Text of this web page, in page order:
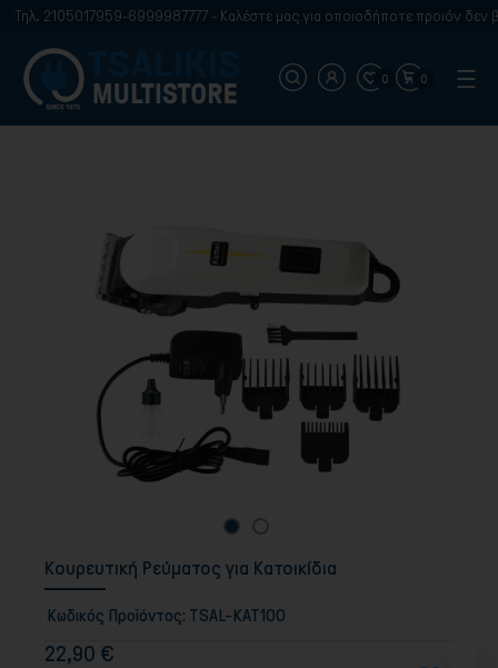
Τηλ. 2105017959-6999987777 - Καλέστε μας για οποιοδήποτε προιόν δεν
0 0
Κουρευτική Ρεύματος για Κατοικίδια
Κωδικός Προϊόντος: TSAL-KAT100
22,90 €